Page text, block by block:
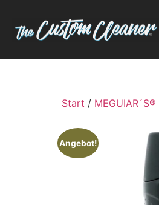
Start / MEGUIAR´S®
Angebot!